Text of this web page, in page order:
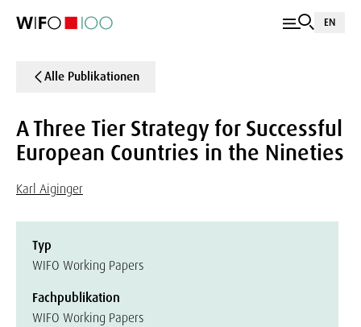
EN
Alle Publikationen
A Three Tier Strategy for Successful
European Countries in the Nineties
Karl Aiginger
Typ
WIFO Working Papers
Fachpublikation
WIFO Working Papers